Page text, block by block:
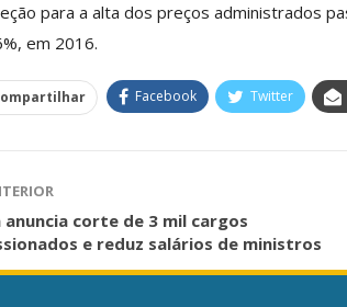
para a alta dos preços administrados
em 2016.
Facebook Twitter
anuncia corte de 3 mil cargos
e reduz salários de ministros
Debate